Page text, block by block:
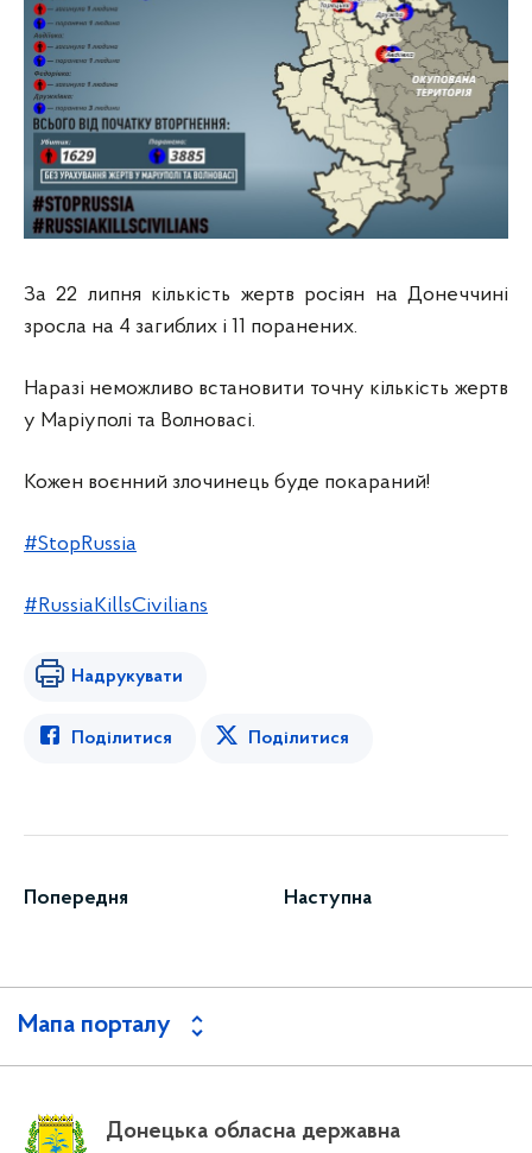
За 22 липня кількість жертв росіян на Донеччині
зросла на 4 загиблих і 11 поранених.
Наразі неможливо встановити точну кількість жертв
у Маріуполі та Волновасі.
Кожен воєнний злочинець буде покараний!
#StopRussia
#RussiaKillsCivilians
Надрукувати
Поділитися Поділитися
Попередня Наступна
Мапа порталу
Донецька обласна державна